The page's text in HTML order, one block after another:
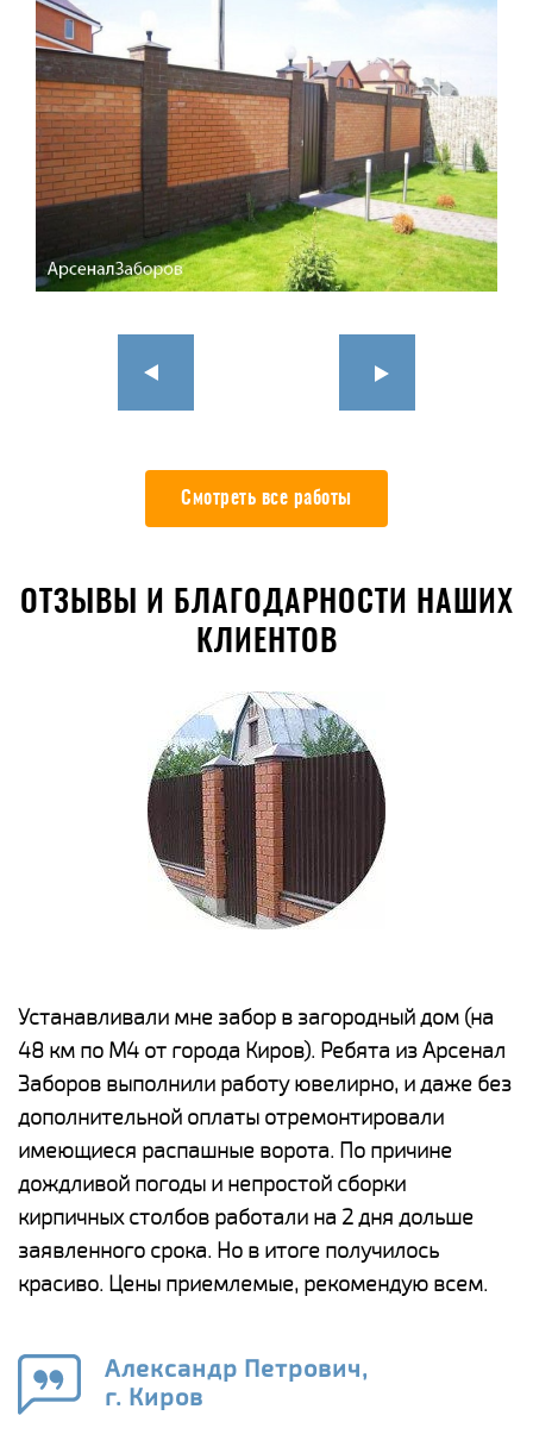
Смотреть все работы
ОТЗЫВЫ И БЛАГОДАРНОСТИ НАШИХ
КЛИЕНТОВ
Устанавливали мне забор в загородный дом (на
48 км по М4 от города Киров). Ребята из Арсенал
Заборов выполнили работу ювелирно, и даже без
дополнительной оплаты отремонтировали
имеющиеся распашные ворота. По причине
дождливой погоды и непростой сборки
кирпичных столбов работали на 2 дня дольше
заявленного срока. Но в итоге получилось
красиво. Цены приемлемые, рекомендую всем.
Александр Петрович,
г. Киров